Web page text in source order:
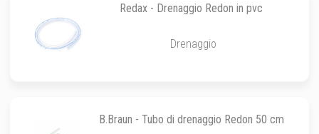
Redax - Drenaggio Redon in pvc
Drenaggio
B.Braun - Tubo di drenaggio Redon 50 cm